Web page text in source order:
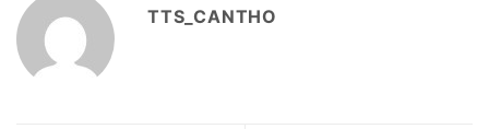
TTS_CANTHO